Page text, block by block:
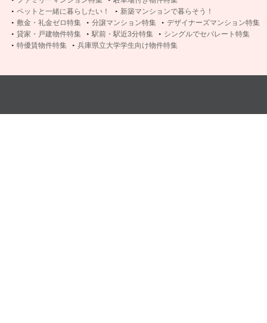
ペットと一緒に暮らしたい！
新築マンションで暮らそう！
敷金・礼金ゼロ特集
分譲マンション特集
デザイナーズマンション特集
貸家・戸建物件特集
駅前・駅近3分特集
シングルでセパレート特集
特優賃物件特集
兵庫県立大学学生向け物件特集